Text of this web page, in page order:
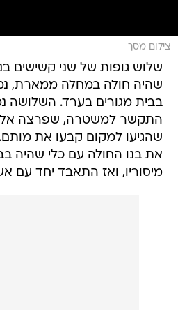
צילום מסך
שהיה חולה במחלה ממארת,
בבית מגורים בערד. השלושה
התקשר למשטרה, שפרצה אל
שהגיעו למקום קבעו את
את בנו החולה עם כלי שהיה
מיסוריו, ואז התאבד יחד עם